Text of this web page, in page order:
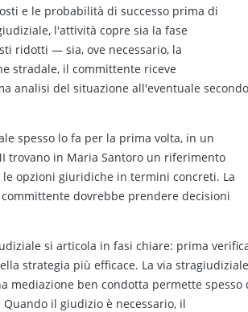
e le probabilità di successo prima di
l'attività copre sia la fase
ridotti — sia, ove necessario, la
stradale, il committente riceve
analisi del situazione all'eventuale secondo
spesso lo fa per la prima volta, in un
trovano in Maria Santoro un riferimento
opzioni giuridiche in termini concreti. La
dovrebbe prendere decisioni
si articola in fasi chiare: prima
strategia più efficace. La via stragiudiziale
mediazione ben condotta permette spesso
il giudizio è necessario, il